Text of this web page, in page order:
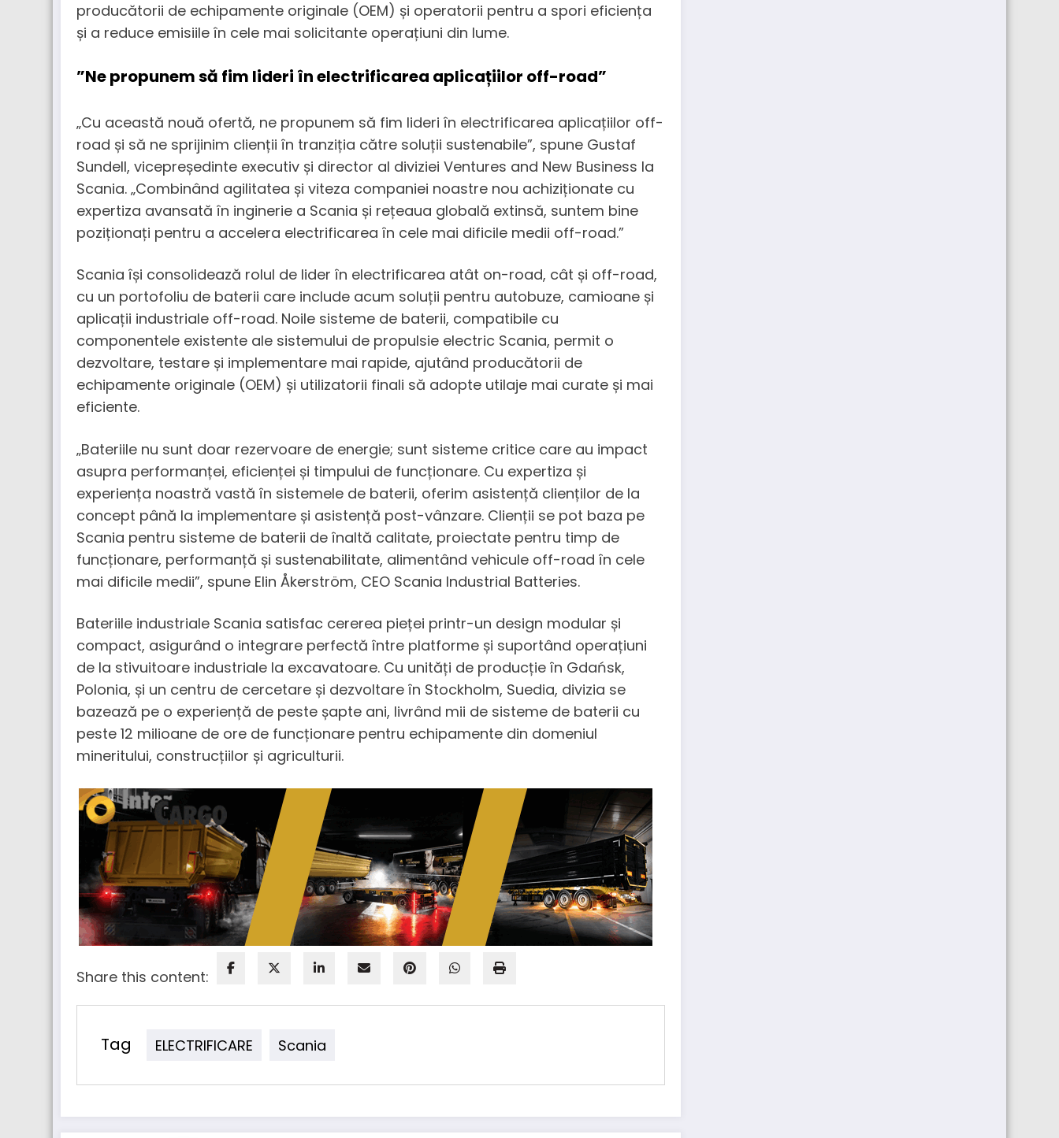
producătorii de echipamente originale (OEM) și operatorii pentru a spori eficiența
și a reduce emisiile în cele mai solicitante operațiuni din lume.
”Ne propunem să fim lideri în electrificarea aplicațiilor off-road”
„Cu această nouă ofertă, ne propunem să fim lideri în electrificarea aplicațiilor off-
road și să ne sprijinim clienții în tranziția către soluții sustenabile”, spune Gustaf
Sundell, vicepreședinte executiv și director al diviziei Ventures and New Business la
Scania. „Combinând agilitatea și viteza companiei noastre nou achiziționate cu
expertiza avansată în inginerie a Scania și rețeaua globală extinsă, suntem bine
poziționați pentru a accelera electrificarea în cele mai dificile medii off-road.”
Scania își consolidează rolul de lider în electrificarea atât on-road, cât și off-road,
cu un portofoliu de baterii care include acum soluții pentru autobuze, camioane și
aplicații industriale off-road. Noile sisteme de baterii, compatibile cu
componentele existente ale sistemului de propulsie electric Scania, permit o
dezvoltare, testare și implementare mai rapide, ajutând producătorii de
echipamente originale (OEM) și utilizatorii finali să adopte utilaje mai curate și mai
eficiente.
„Bateriile nu sunt doar rezervoare de energie; sunt sisteme critice care au impact
asupra performanței, eficienței și timpului de funcționare. Cu expertiza și
experiența noastră vastă în sistemele de baterii, oferim asistență clienților de la
concept până la implementare și asistență post-vânzare. Clienții se pot baza pe
Scania pentru sisteme de baterii de înaltă calitate, proiectate pentru timp de
funcționare, performanță și sustenabilitate, alimentând vehicule off-road în cele
mai dificile medii”, spune Elin Åkerström, CEO Scania Industrial Batteries.
Bateriile industriale Scania satisfac cererea pieței printr-un design modular și
compact, asigurând o integrare perfectă între platforme și suportând operațiuni
de la stivuitoare industriale la excavatoare. Cu unități de producție în Gdańsk,
Polonia, și un centru de cercetare și dezvoltare în Stockholm, Suedia, divizia se
bazează pe o experiență de peste șapte ani, livrând mii de sisteme de baterii cu
peste 12 milioane de ore de funcționare pentru echipamente din domeniul
mineritului, construcțiilor și agriculturii.
Share this content:
Tag ELECTRIFICARE Scania